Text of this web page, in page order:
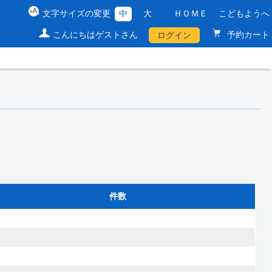
文字サイズの変更 中 大 ＨＯＭＥ こどもようへ
こんにちはゲストさん ログイン 予約カート
件数